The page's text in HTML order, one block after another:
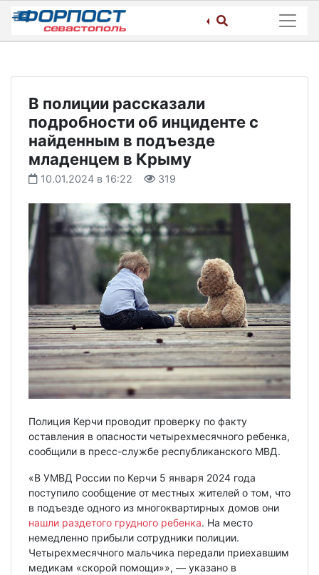
Skip
content
В полиции рассказали
подробности об инциденте с
найденным в подъезде
младенцем в Крыму
10.01.2024 в 16:22 319
Полиция Керчи проводит проверку по факту
оставления в опасности четырехмесячного ребенка,
сообщили в пресс-службе республиканского МВД.
«В УМВД России по Керчи 5 января 2024 года
поступило сообщение от местных жителей о том, что
в подъезде одного из многоквартирных домов они
нашли раздетого грудного ребенка. На место
немедленно прибыли сотрудники полиции.
Четырехмесячного мальчика передали приехавшим
медикам «скорой помощи»», — указано в